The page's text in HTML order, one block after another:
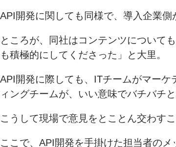
API開発に関しても同様で、導入企業
ところが、同社はコンテンツについて
も積極的にしてくださった」と大里。
API開発に際しても、ITチームがマー
ィングチームが、いい意味でバチバチ
こうして現場で意見をとことん交わす
ここで、API開発を手掛けた担当者の